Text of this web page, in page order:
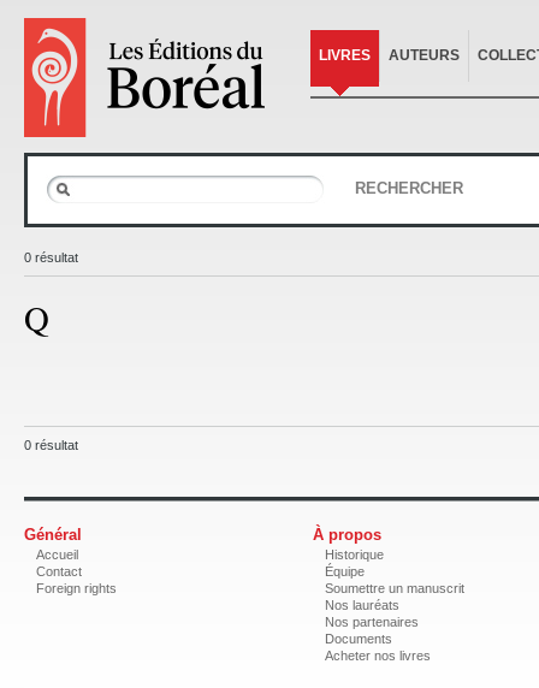
LIVRES AUTEURS
RECHERCHER
0 résultat
Q
0 résultat
Général
Accueil
Contact
Foreign rights
À propos
Historique
Équipe
Soumettre un manuscrit
Nos lauréats
Nos partenaires
Documents
Acheter nos livres